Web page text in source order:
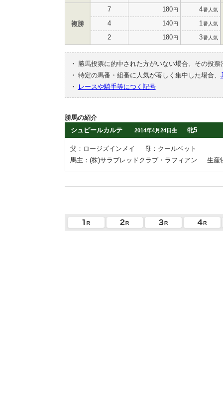
複勝
7 180円 4番人気
4 140円 1 番人気
2 180円 3番人気
・
勝馬投票に的中された方がいない場合、その投
・ 特定の馬番・組番に人気が著しく集中した場合、
・
レースや騎手等につく記号
勝馬の紹介
シュピールカルテ
2014年4月24日生 牝5
父：ロージズインメイ
母：クールベット
馬主：(株)サラブレッドクラブ・ラフィアン
生産